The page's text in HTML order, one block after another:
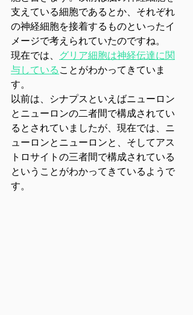
支えている細胞であるとか、それぞれ
の神経細胞を接着するものといったイ
メージで考えられていたのですね。
現在では、 グリア細胞は神経伝達に関
与している ことがわかってきていま
す。
以前は、シナプスといえばニューロン
とニューロンの二者間で構成されてい
るとされていましたが、現在では、ニ
ューロンとニューロンと、そしてアス
トロサイトの三者間で構成されている
ということがわかってきているようで
す。